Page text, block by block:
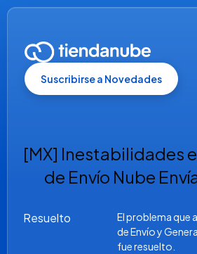
Suscribirse a Novedades
[MX] Inestabilidades
de Envío Nube
Resuelto
El problema que
de Envío y
fue resuelto.